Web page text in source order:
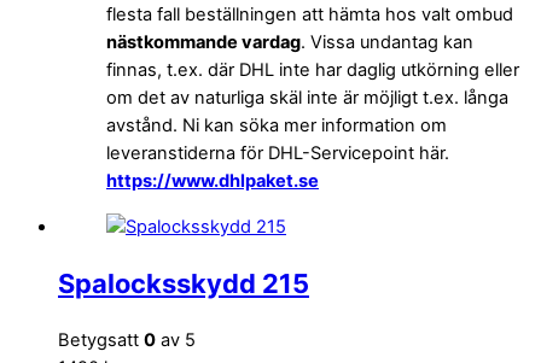
flesta fall beställningen att hämta hos valt ombud
nästkommande vardag. Vissa undantag kan
finnas, t.ex. där DHL inte har daglig utkörning eller
om det av naturliga skäl inte är möjligt t.ex. långa
avstånd. Ni kan söka mer information om
leveranstiderna för DHL-Servicepoint här.
https://www.dhlpaket.se
Spalocksskydd 215
Betygsatt 0 av 5